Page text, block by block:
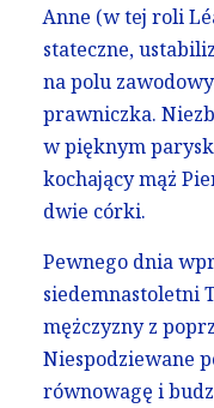
Anne (w tej roli
stateczne,
na polu
prawniczka.
w pięknym
kochający mąż
dwie córki.
Pewnego dnia
siedemnastoletni
mężczyzny z
Niespodziewane
równowagę i